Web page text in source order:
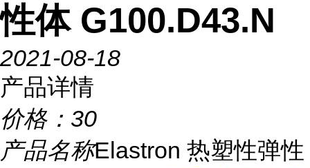
性体 G100.D43.N
2021-08-18
产品详情
价格： 30
产品名称Elastron 热塑性弹性